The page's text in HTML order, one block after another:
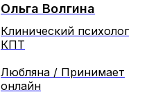
Ольга Волгина
Клинический психолог
КПТ
Любляна / Принимает
онлайн